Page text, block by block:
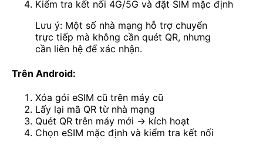
Kiểm tra kết nối 4G/5G và đặt SIM mặc định
Lưu ý: Một số nhà mạng hỗ trợ chuyển
trực tiếp mà không cần quét QR, nhưng
cần liên hệ để xác nhận.
Trên Android:
Xóa gói eSIM cũ trên máy cũ
Lấy lại mã QR từ nhà mạng
Quét QR trên máy mới → kích hoạt
Chọn eSIM mặc định và kiểm tra kết nối